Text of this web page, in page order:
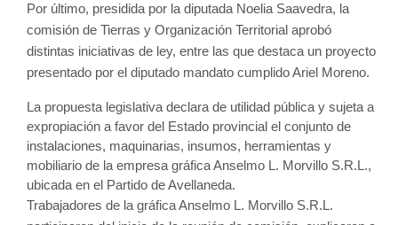
Por último, presidida por la diputada Noelia Saavedra, la
comisión de Tierras y Organización Territorial aprobó
distintas iniciativas de ley, entre las que destaca un proyecto
presentado por el diputado mandato cumplido Ariel Moreno.
La propuesta legislativa declara de utilidad pública y sujeta a
expropiación a favor del Estado provincial el conjunto de
instalaciones, maquinarias, insumos, herramientas y
mobiliario de la empresa gráfica Anselmo L. Morvillo S.R.L.,
ubicada en el Partido de Avellaneda.
Trabajadores de la gráfica Anselmo L. Morvillo S.R.L.